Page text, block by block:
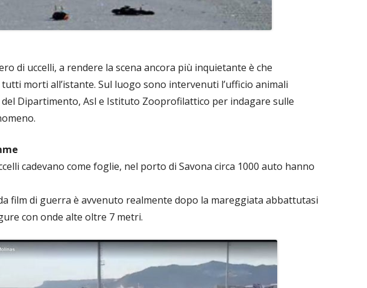
di uccelli, a rendere la scena ancora più inquietante è che
morti all’istante. Sul luogo sono intervenuti l’ufficio animali
Dipartimento, Asl e Istituto Zooprofilattico per indagare sulle
cadevano come foglie, nel porto di Savona circa 1000 auto hanno
film di guerra è avvenuto realmente dopo la mareggiata abbattutasi
con onde alte oltre 7 metri.